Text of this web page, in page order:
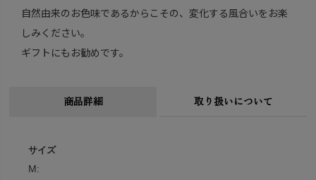
自然由来のお色味であるからこその、変化する風合いをお楽
しみください。
ギフトにもお勧めです。
商品詳細 取り扱いについて
サイズ
M: